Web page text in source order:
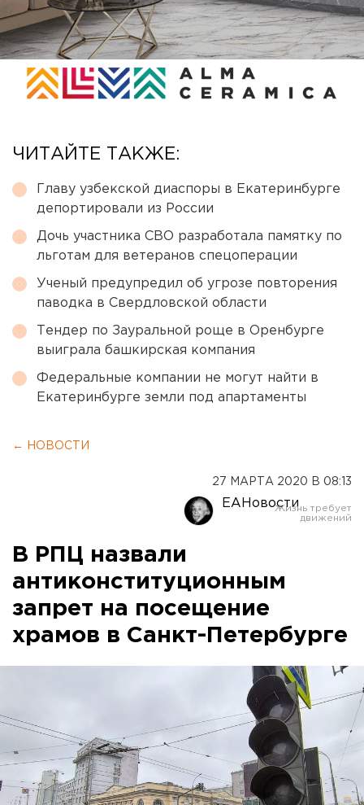
ЧИТАЙТЕ ТАКЖЕ:
Главу узбекской диаспоры в Екатеринбурге
депортировали из России
Дочь участника СВО разработала памятку по
льготам для ветеранов спецоперации
Ученый предупредил об угрозе повторения
паводка в Свердловской области
Тендер по Зауральной роще в Оренбурге
выиграла башкирская компания
Федеральные компании не могут найти в
Екатеринбурге земли под апартаменты
← НОВОСТИ
27 МАРТА 2020 В 08:13
ЕАНовости
В РПЦ назвали
антиконституционным
запрет на посещение
храмов в Санкт-Петербурге